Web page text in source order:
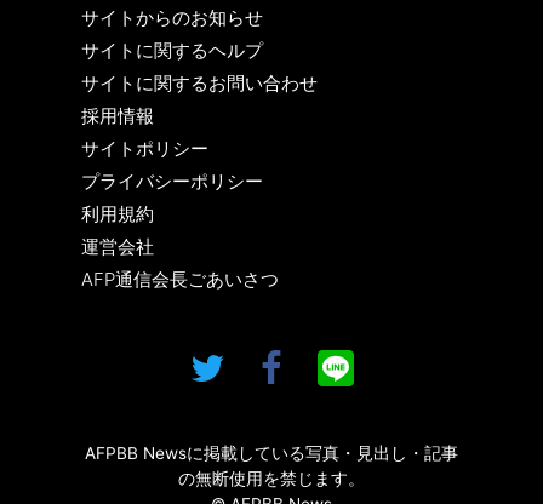
サイトからのお知らせ
サイトに関するヘルプ
サイトに関するお問い合わせ
採用情報
サイトポリシー
プライバシーポリシー
利用規約
運営会社
AFP通信会長ごあいさつ
AFPBB Newsに掲載している写真・見出し・記事
の無断使用を禁じます。